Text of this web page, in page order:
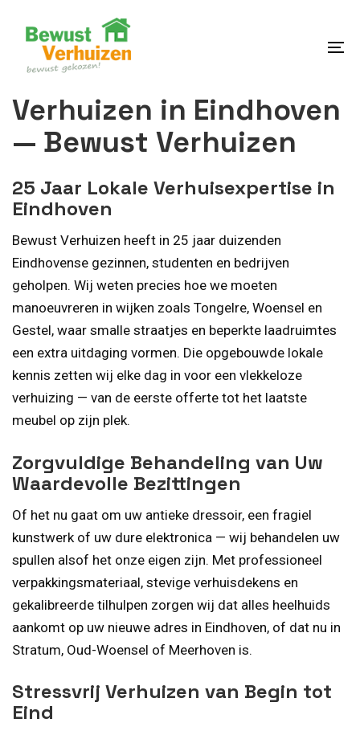
content
Verhuizen in Eindhoven
— Bewust Verhuizen
25 Jaar Lokale Verhuisexpertise in
Eindhoven
Bewust Verhuizen heeft in 25 jaar duizenden
Eindhovense gezinnen, studenten en bedrijven
geholpen. Wij weten precies hoe we moeten
manoeuvreren in wijken zoals Tongelre, Woensel en
Gestel, waar smalle straatjes en beperkte laadruimtes
een extra uitdaging vormen. Die opgebouwde lokale
kennis zetten wij elke dag in voor een vlekkeloze
verhuizing — van de eerste offerte tot het laatste
meubel op zijn plek.
Zorgvuldige Behandeling van Uw
Waardevolle Bezittingen
Of het nu gaat om uw antieke dressoir, een fragiel
kunstwerk of uw dure elektronica — wij behandelen uw
spullen alsof het onze eigen zijn. Met professioneel
verpakkingsmateriaal, stevige verhuisdekens en
gekalibreerde tilhulpen zorgen wij dat alles heelhuids
aankomt op uw nieuwe adres in Eindhoven, of dat nu in
Stratum, Oud-Woensel of Meerhoven is.
Stressvrij Verhuizen van Begin tot
Eind